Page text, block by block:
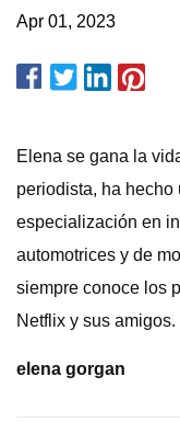
Apr 01, 2023
Elena se gana la
periodista, ha
especialización en
automotrices y de
siempre conoce los
Netflix y sus
elena gorgan